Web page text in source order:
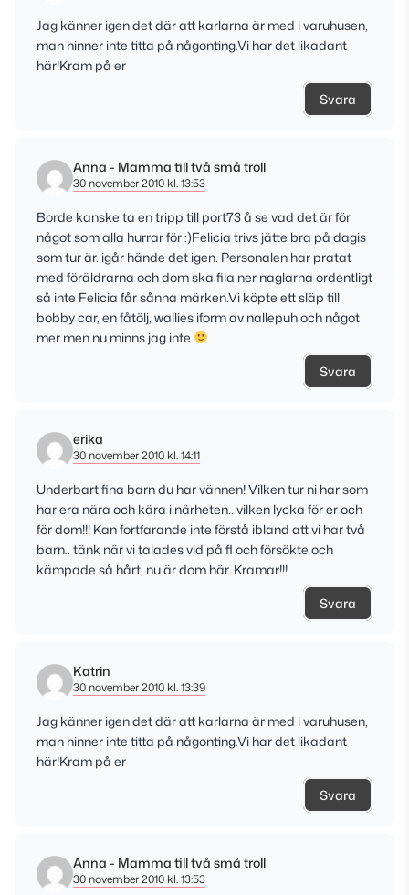
Jag känner igen det där att karlarna är med i varuhusen,
man hinner inte titta på någonting.Vi har det likadant
här!Kram på er
Svara
Anna - Mamma till två små troll
30 november 2010 kl. 13:53
Borde kanske ta en tripp till port73 å se vad det är för
något som alla hurrar för :)Felicia trivs jätte bra på dagis
som tur är. igår hände det igen. Personalen har pratat
med föräldrarna och dom ska fila ner naglarna ordentligt
så inte Felicia får sånna märken.Vi köpte ett släp till
bobby car, en fåtölj, wallies iform av nallepuh och något
mer men nu minns jag inte
Svara
erika
30 november 2010 kl. 14:11
Underbart fina barn du har vännen! Vilken tur ni har som
har era nära och kära i närheten.. vilken lycka för er och
för dom!!! Kan fortfarande inte förstå ibland att vi har två
barn.. tänk när vi talades vid på fl och försökte och
kämpade så hårt, nu är dom här. Kramar!!!
Svara
Katrin
30 november 2010 kl. 13:39
Jag känner igen det där att karlarna är med i varuhusen,
man hinner inte titta på någonting.Vi har det likadant
här!Kram på er
Svara
Anna - Mamma till två små troll
30 november 2010 kl. 13:53